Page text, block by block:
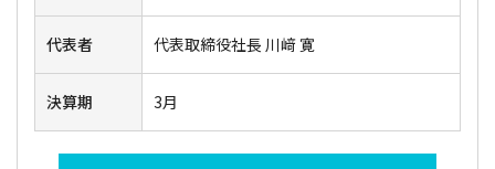
代表者 代表取締役社長 川﨑 寛
決算期 3月